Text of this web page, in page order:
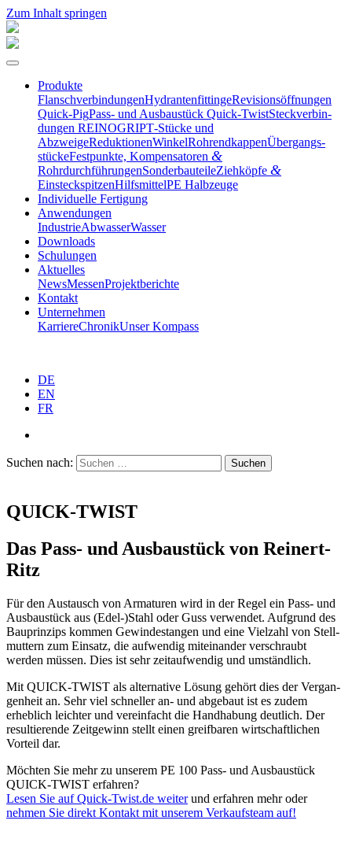
Zum Inhalt springen
Produkte
Flansch­ver­bin­dungenHydran­ten­fit­tingeRevisi­ons­öff­nungen
Quick-PigPass- und Ausbau­stück Quick-TwistSteck­ver­bin­
dungen REINOGRIPT‑Stücke und
AbzweigeReduktionenWinkelRohrend­kappenÜbergangs­
stückeFestpunkte, Kompen­sa­toren &
RohrdurchführungenSonder­bau­teileZiehköpfe &
EinsteckspitzenHilfs­mittelPE Halbzeuge
Indivi­duelle Fertigung
Anwen­dungen
IndustrieAbwasserWasser
Downloads
Schulungen
Aktuelles
NewsMessenProjekt­be­richte
Kontakt
Unter­nehmen
KarriereChronikUnser Kompass
DE
EN
FR
Suchen nach:
QUICK-TWIST
Das Pass- und Ausbau­stück von Reinert-
Ritz
Für den Austausch von Armaturen wird in der Regel ein Pass- und
Ausbau­stück aus (Edel-)Stahl oder Guss verwendet. Aufgrund des
Bauprinzips kommen Gewin­de­stangen und eine Vielzahl von Stell­
muttern zum Einsatz, die aufwendig mitein­ander verschraubt
werden müssen. Dies ist sehr zeitauf­wendig und umständlich.
Mit QUICK-TWIST als alter­native Lösung gehört dies der Vergan­
genheit an. Sehr viel schneller an- und abgebaut ist es zudem
erheblich leichter und verein­facht die Handhabung deutlich. Der
resul­tie­rende Zeitgewinn stellt einen greif­baren wirtschaft­lichen
Vorteil dar.
Möchten Sie mehr zu unserem PE 100 Pass- und Ausbau­stück
QUICK-TWIST erfahren?
Lesen Sie auf Quick-Twist.de weiterund erfahren mehr oder
nehmen Sie direkt Kontakt mit unserem Verkaufsteam auf!